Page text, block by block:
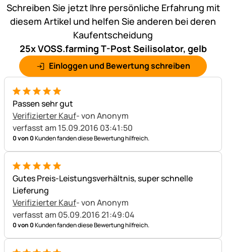
Schreiben Sie jetzt Ihre persönliche Erfahrung mit
diesem Artikel und helfen Sie anderen bei deren
Kaufentscheidung
25x VOSS.farming T-Post Seilisolator, gelb
Einloggen und Bewertung schreiben
5 von 5
Passen sehr gut
Verifizierter Kauf- von Anonym
verfasst am 15.09.2016 03:41:50
0 von 0Kunden fanden diese Bewertung hilfreich.
5 von 5
Gutes Preis-Leistungsverhältnis, super schnelle
Lieferung
Verifizierter Kauf- von Anonym
verfasst am 05.09.2016 21:49:04
0 von 0Kunden fanden diese Bewertung hilfreich.